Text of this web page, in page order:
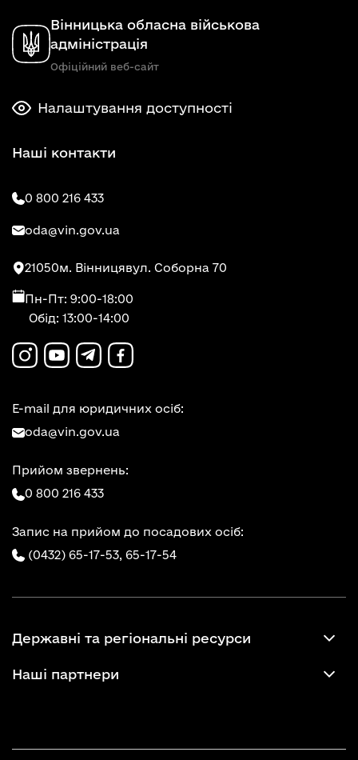
Вінницька обласна військова
адміністрація
Офіційний веб-сайт
Налаштування доступності
Наші контакти
0 800 216 433
oda@vin.gov.ua
21050м. Вінницявул. Соборна 70
Пн-Пт: 9:00-18:00
Обід: 13:00-14:00
E-mail для юридичних осіб:
oda@vin.gov.ua
Прийом звернень:
0 800 216 433
Запис на прийом до посадових осіб:
(0432) 65-17-53, 65-17-54
Державні та регіональні ресурси
Наші партнери